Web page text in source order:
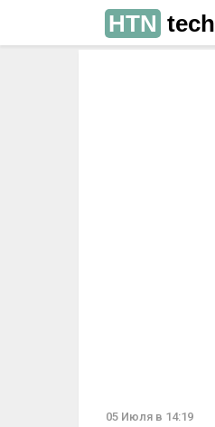
HTN tech
05 Июля в 14:19